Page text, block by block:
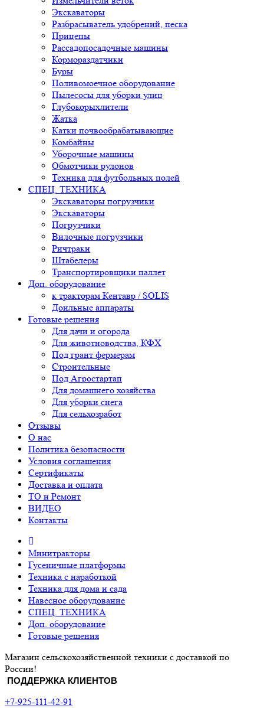
Экскаваторы
Разбрасыватель удобрений, песка
Прицепы
Рассадопосадочные машины
Кормораздатчики
Буры
Поливомоечное оборудование
Пылесосы для уборки улиц
Глубокорыхлители
Жатка
Катки почвообрабатывающие
Комбайны
Уборочные машины
Обмотчики рулонов
Техника для футбольных полей
СПЕЦ. ТЕХНИКА
Экскаваторы погрузчики
Экскаваторы
Погрузчики
Вилочные погрузчики
Ричтраки
Штабелеры
Транспортировщики паллет
Доп. оборудование
к тракторам Кентавр / SOLIS
Доильные аппараты
Готовые решения
Для дачи и огорода
Для животноводства, КФХ
Под грант фермерам
Строительные
Под Агростартап
Для домашнего хозяйства
Для уборки снега
Для сельхозработ
Отзывы
О нас
Политика безопасности
Условия соглашения
Сертификаты
Доставка и оплата
ТО и Ремонт
ВИДЕО
Контакты
Минитракторы
Гусеничные платформы
Техника с наработкой
Техника для дома и сада
Навесное оборудование
СПЕЦ. ТЕХНИКА
Доп. оборудование
Готовые решения
Магазин сельскохозяйственной техники с доставкой по
России!
ПОДДЕРЖКА КЛИЕНТОВ
+7-925-111-42-91